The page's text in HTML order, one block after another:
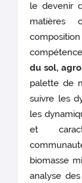
le devenir
matières
du sol,
palette de
suivre les
les
et
biomasse
analyse